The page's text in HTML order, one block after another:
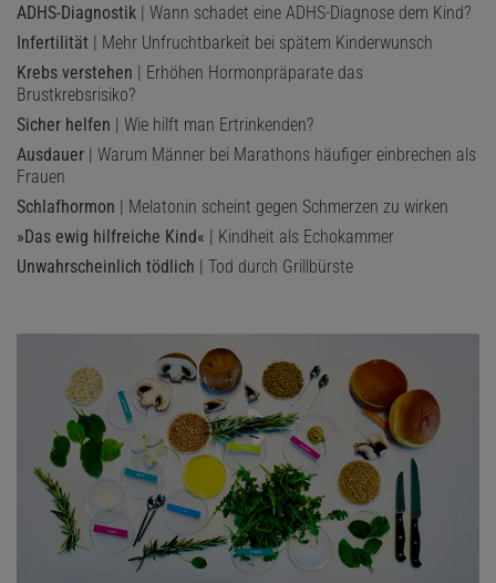
ADHS-Diagnostik | Wann schadet eine ADHS-Diagnose dem Kind?
Infertilität | Mehr Unfruchtbarkeit bei spätem Kinderwunsch
Krebs verstehen | Erhöhen Hormonpräparate das
Brustkrebsrisiko?
Sicher helfen | Wie hilft man Ertrinkenden?
Ausdauer | Warum Männer bei Marathons häufiger einbrechen als
Frauen
Schlafhormon | Melatonin scheint gegen Schmerzen zu wirken
»Das ewig hilfreiche Kind« | Kindheit als Echokammer
Unwahrscheinlich tödlich | Tod durch Grillbürste